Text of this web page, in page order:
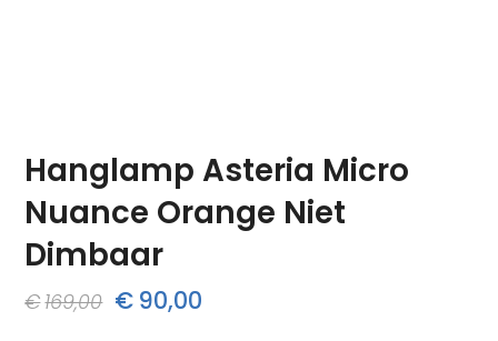
Hanglamp Asteria Micro
Nuance Orange Niet
Dimbaar
€169,00 Oorspronkelijke
€ 90,00